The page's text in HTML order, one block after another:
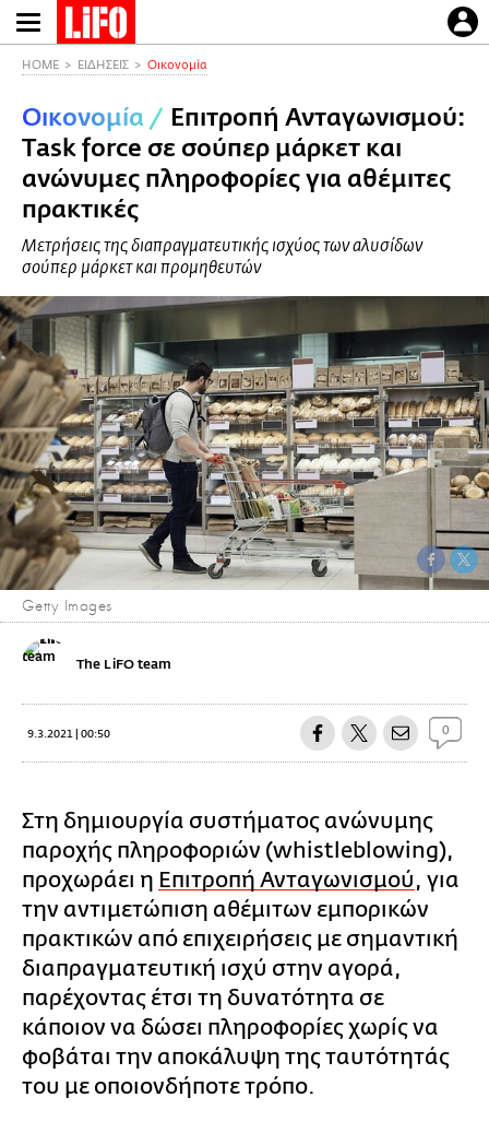
Παράκαμψη
προς
περιεχόμενο
HOME ΕΙΔΗΣΕΙΣ Οικονομία
Οικονομία / Επιτροπή Ανταγωνισμού:
Τask force σε σούπερ μάρκετ και
ανώνυμες πληροφορίες για αθέμιτες
πρακτικές
Mετρήσεις της διαπραγματευτικής ισχύος των αλυσίδων
σούπερ μάρκετ και προμηθευτών
Getty Images
The LiFO team
9.3.2021 | 00:50 0
Στη δημιουργία συστήματος ανώνυμης
παροχής πληροφοριών (whistleblowing),
προχωράει η Επιτροπή Ανταγωνισμού, για
την αντιμετώπιση αθέμιτων εμπορικών
πρακτικών από επιχειρήσεις με σημαντική
διαπραγματευτική ισχύ στην αγορά,
παρέχοντας έτσι τη δυνατότητα σε
κάποιον να δώσει πληροφορίες χωρίς να
φοβάται την αποκάλυψη της ταυτότητάς
του με οποιονδήποτε τρόπο.